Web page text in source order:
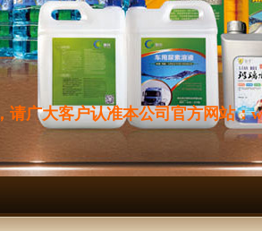
大客户认准本公司官方网站：